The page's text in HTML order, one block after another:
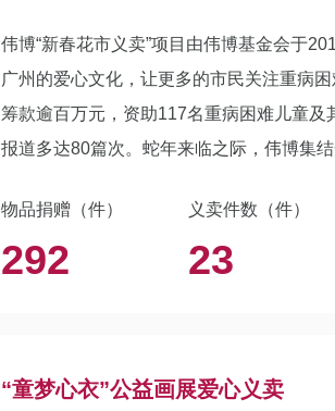
伟博“新春花市义卖”项目由伟博基金会于
广州的爱心文化，让更多的市民关注重病
筹款逾百万元，资助117名重病困难儿童
报道多达80篇次。蛇年来临之际，伟博集
物品捐赠（件）
292
义卖件数（件）
23
“童梦心衣”公益画展爱心义卖